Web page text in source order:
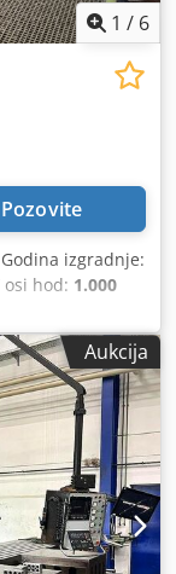
1 / 6
Pozovite
izgradnje:
osi hod: 1.000
mm, dužina
, Aukcija